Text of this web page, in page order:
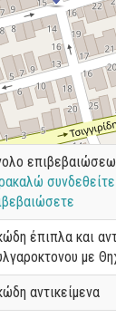
συνδεθείτε
έπιπλα και
με
αντικείμενα